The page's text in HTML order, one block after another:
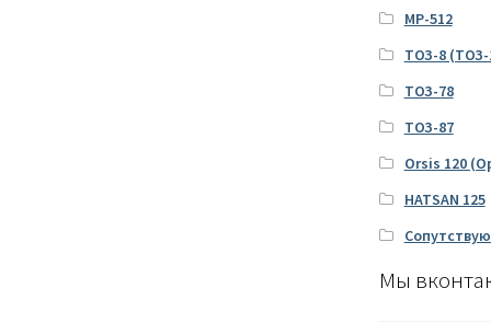
МР-512
ТОЗ-8 (ТОЗ-
ТОЗ-78
ТОЗ-87
Orsis 120
HATSAN 125
Мы